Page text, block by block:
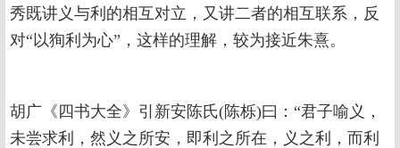
秀既讲义与利的相互对立，又讲二者的相互联系，反
对“以狥利为心”，这样的理解，较为接近朱熹。
胡广《四书大全》引新安陈氏(陈栎)曰：“君子喻义，
未尝求利，然义之所安，即利之所在，义之利，而利